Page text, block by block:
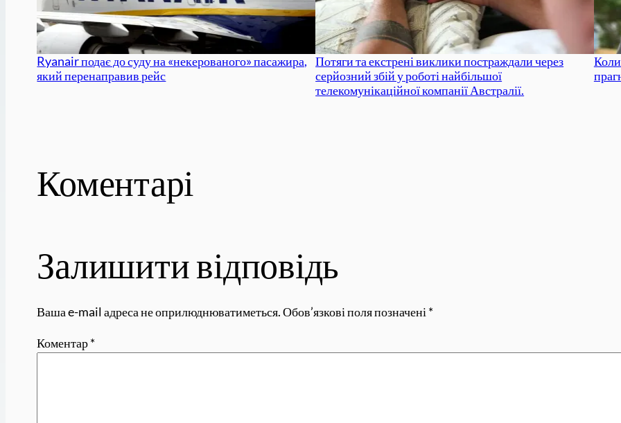
Ryanair подає до суду на «некерованого» пасажира,
який перенаправив рейс
Потяги та екстрені виклики постраждали через
серйозний збій у роботі найбільшої
телекомунікаційної компанії Австралії.
Коментарі
Залишити відповідь
Ваша e-mail адреса не оприлюднюватиметься. Обов’язкові поля позначені *
Коментар*